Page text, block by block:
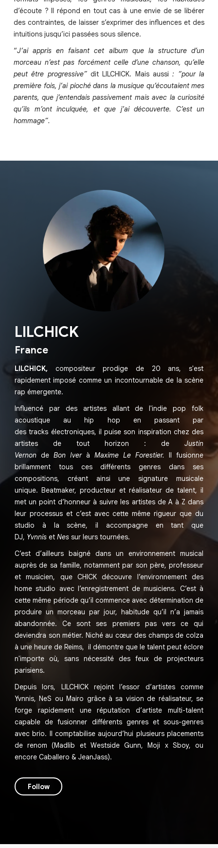
d’écoute ? Il répond en tout cas à une envie de se libérer
des contraintes, de laisser s’exprimer des influences et des
intuitions jusqu’ici passées sous silence.
“J’ai appris en faisant cet album que la structure d’un
morceau n’est pas forcément celle d’une chanson, qu’elle
peut être progressive”dit LILCHICK. Mais aussi: “pour la
première fois, j’ai pioché dans la musique qu’écoutaient mes
parents, que j’entendais passivement mais avec la curiosité
qu’ils m’ont inculquée, et que j’ai découverte. C’est un
hommage”.
LILCHICK
France
LILCHICK, compositeur prodige de 20 ans, s'est
rapidement imposé comme un incontournable de la scène
rap émergente.
Influencé par des artistes allant de l'indie pop folk
acoustique au hip hop en passant par
des tracks électroniques, il puise son inspiration chez des
artistes de tout horizon : de Justin
Vernon de Bon Iverà Maxime Le Forestier.
Il fusionne
brillamment tous ces différents genres dans ses
compositions, créant ainsi une signature musicale
unique. Beatmaker, producteur et réalisateur de talent, il
met un point d’honneur à suivre les artistes de A à Z dans
leur processus et c’est avec cette même rigueur que du
studio à la scène, il accompagne en tant que
DJ, Yvnnis et Nes sur leurs tournées.
C’est d’ailleurs baigné dans un environnement musical
auprès de sa famille, notamment par son père, professeur
et musicien, que CHICK découvre l’environnement des
home studio avec l’enregistrement de musiciens. C’est à
cette même période qu’il commence avec détermination de
produire un morceau par jour, habitude qu’il n’a jamais
abandonnée. Ce sont ses premiers pas vers ce qui
deviendra son métier. Niché au cœur des champs de colza
à une heure de Reims, il démontre que le talent peut éclore
n'importe où, sans nécessité des feux de projecteurs
parisiens.
Depuis lors, LILCHICK rejoint l’essor d’artistes comme
Yvnnis, NeS ou Mairo grâce à sa vision de réalisateur, se
forge rapidement une réputation d’artiste multi-talent
capable de fusionner différents genres et sous-genres
avec brio. Il comptabilise aujourd’hui plusieurs placements
de renom (Madlib et Westside Gunn, Moji x Sboy, ou
encore Caballero & JeanJass).
Follow